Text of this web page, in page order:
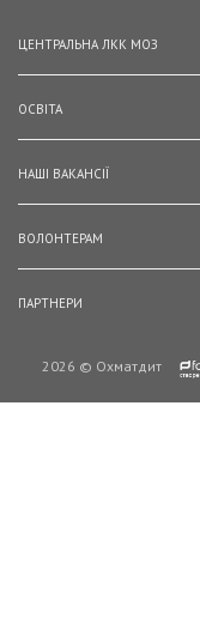
ЦЕНТРАЛЬНА ЛКК МОЗ
ОСВІТА
НАШІ ВАКАНСІЇ
ВОЛОНТЕРАМ
ПАРТНЕРИ
2026 © Охматдит